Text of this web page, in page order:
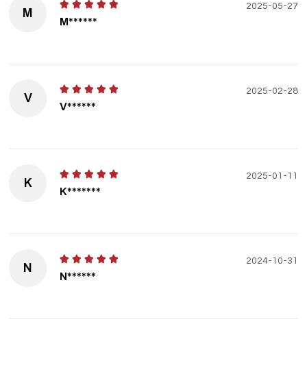
M
M******
2025-05-27
V
V******
2025-02-28
K
K*******
2025-01-11
N
N******
2024-10-31